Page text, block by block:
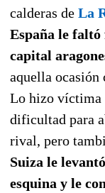
calderas de La
España le
capital
aquella ocasión
Lo hizo víctima
dificultad para
rival, pero
Suiza le
esquina y le